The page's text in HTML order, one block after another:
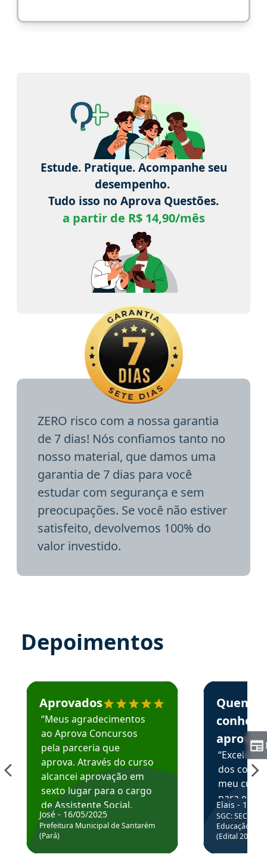
Estude. Pratique. Acompanhe seu
desempenho.
Tudo isso no Aprova Questões.
a partir de R$ 14,90/mês
ZERO risco com a nossa garantia
de 7 dias! Nós confiamos tanto no
nosso material, que damos uma
garantia de 7 dias para você
estudar com segurança e sem
preocupações. Se você não estiver
satisfeito, devolvemos 100% do
valor investido.
Depoimentos
Estudante José recomenda o Aprova Concursos em
Aprovados
“Meus agradecimentos
ao Aprova Concursos
pela parceria que
aprova. Através do curso
alcancei aprovação em
sexto lugar para o cargo
de Assistente Social.
Hoje estou atuando na
Prefeitura de Santarém.
José - 16/05/2025
Prefeitura Municipal de Santarém
(Pará)
Estudante
Quem
aprova
dos
meu
para
colocar
através
de
Elais - 15/
SGC: SEC BA
Educação
(Edital